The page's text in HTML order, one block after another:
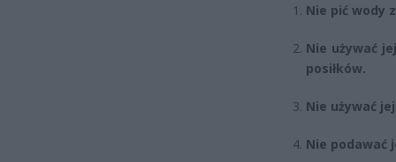
Nie pić wody
Nie używać
posiłków.
Nie używać
Nie podawać